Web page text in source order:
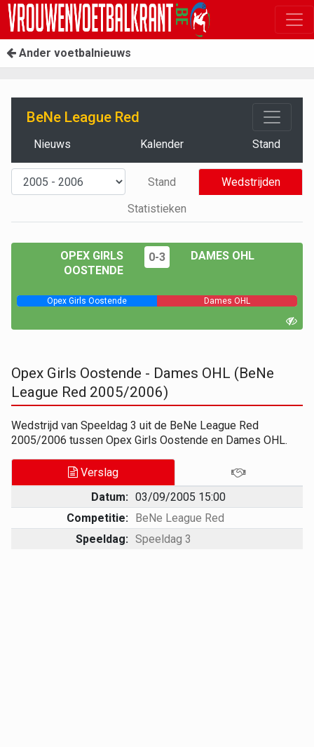
Ander voetbalnieuws
BeNe League Red
Nieuws Kalender Stand
Stand
Wedstrijden
Statistieken
OPEX GIRLS
OOSTENDE
0-3 DAMES OHL
Opex Girls Oostende Dames OHL
Opex Girls Oostende - Dames OHL (BeNe
League Red 2005/2006)
Wedstrijd van Speeldag 3 uit de BeNe League Red
2005/2006 tussen Opex Girls Oostende en Dames OHL.
Verslag
Datum: 03/09/2005 15:00
Competitie: BeNe League Red
Speeldag: Speeldag 3